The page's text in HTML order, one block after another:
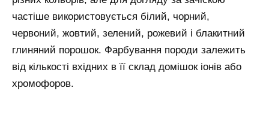
частіше використовується білий, чорний,
червоний, жовтий, зелений, рожевий і блакитний
глиняний порошок. Фарбування породи залежить
від кількості вхідних в її склад домішок іонів або
хромофоров.